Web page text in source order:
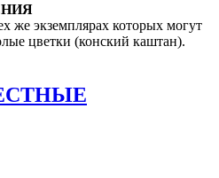
же экземплярах которых могут
цветки (конский каштан).